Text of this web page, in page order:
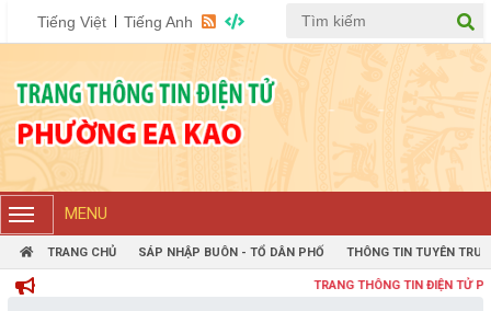
Tiếng Việt Tiếng Anh
MENU
TRANG CHỦ SÁP NHẬP BUÔN - TỔ DÂN PHỐ THÔNG TIN TUYÊN
TRANG THÔNG TIN ĐIỆN TỬ